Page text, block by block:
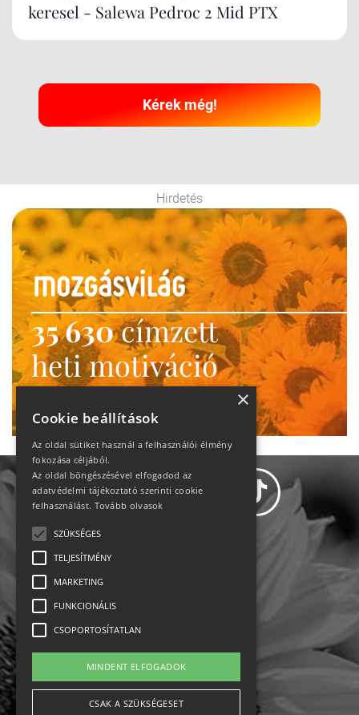
keresel - Salewa Pedroc 2 Mid PTX
Kérek még!
Hirdetés
35 630címzett
heti motiváció
Ne maradj le!
Impresszum-kapcsolat
Jogi nyilatkozat
Rólunk
×
Cookie beállítások
Az oldal sütiket használ a felhasználói élmény
fokozása céljából.
Az oldal böngészésével elfogadod az
adatvédelmi tájékoztató szerinti cookie
felhasználást. Tovább olvasok
SZÜKSÉGES
TELJESÍTMÉNY
MARKETING
FUNKCIONÁLIS
CSOPORTOSÍTATLAN
MINDENT ELFOGADOK
CSAK A SZÜKSÉGESET